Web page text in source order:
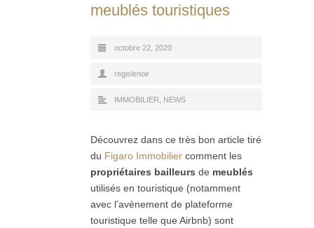
meublés touristiques
octobre 22, 2020
regislenoir
IMMOBILIER NEWS
Découvrez dans ce très bon article tiré
du Figaro Immobilier comment les
propriétaires bailleurs de meublés
utilisés en touristique (notamment
avec l’avènement de plateforme
touristique telle que Airbnb) sont